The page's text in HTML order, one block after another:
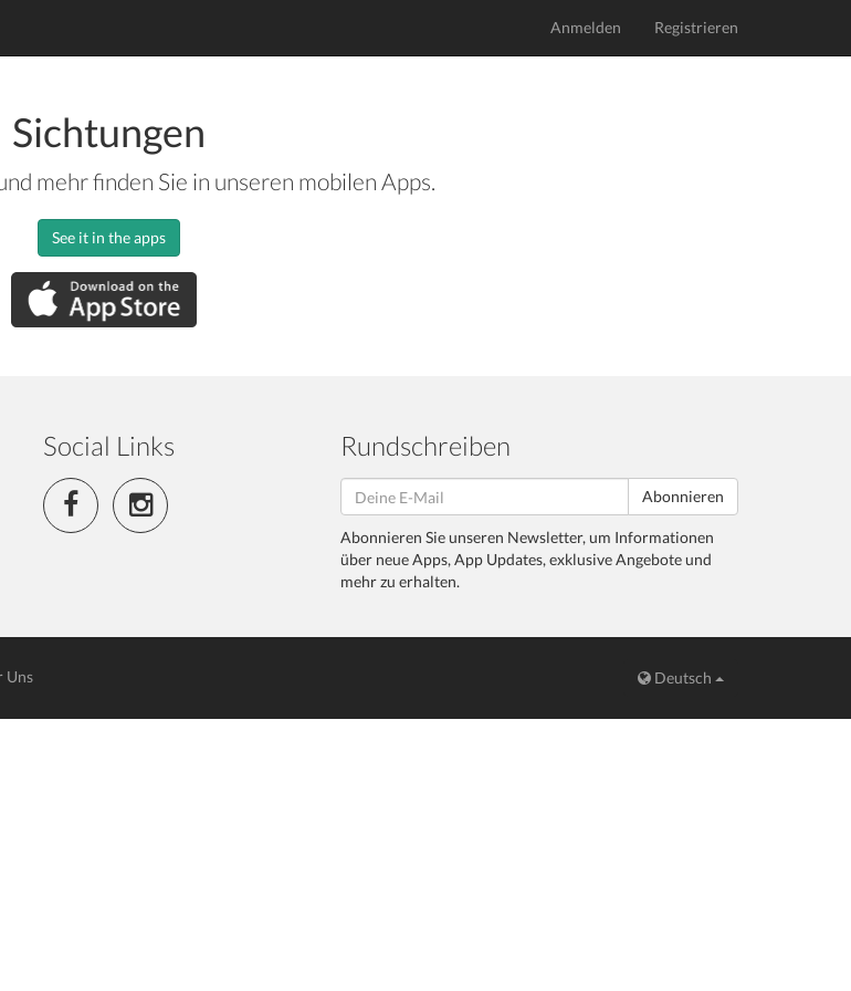
Anmelden Registrieren
Sichtungen
mehr finden Sie in unseren mobilen Apps.
See it in the apps
Social Links Rundschreiben
Abonnieren
Abonnieren Sie unseren Newsletter, um Informationen
über neue Apps, App Updates, exklusive Angebote und
mehr zu erhalten.
Uns Deutsch